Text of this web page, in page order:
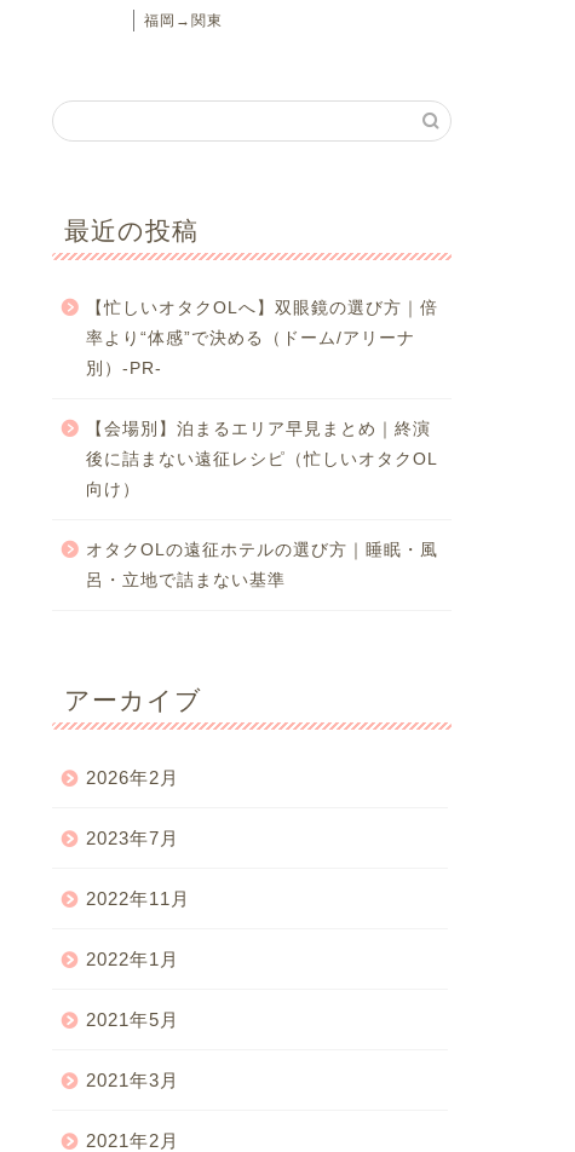
福岡→関東
最近の投稿
【忙しいオタクOLへ】双眼鏡の選び方｜倍
率より“体感”で決める（ドーム/アリーナ
別）-PR-
【会場別】泊まるエリア早見まとめ｜終演
後に詰まない遠征レシピ（忙しいオタクOL
向け）
オタクOLの遠征ホテルの選び方｜睡眠・風
呂・立地で詰まない基準
アーカイブ
2026年2月
2023年7月
2022年11月
2022年1月
2021年5月
2021年3月
2021年2月